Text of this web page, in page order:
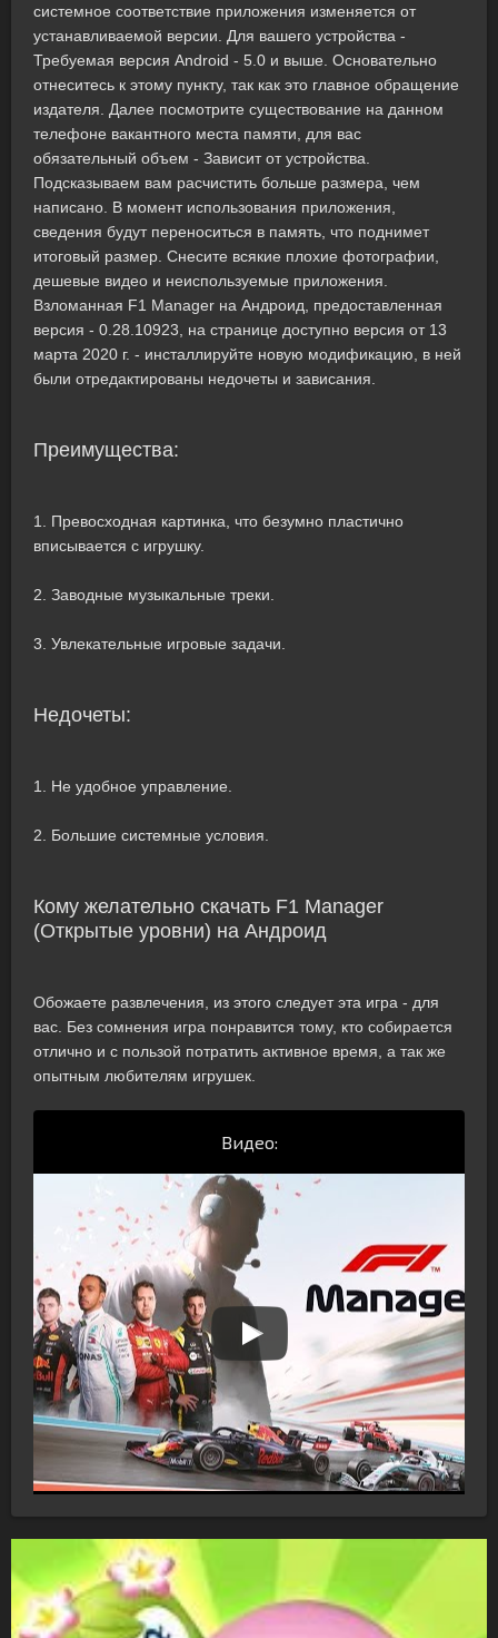
системное соответствие приложения изменяется от
устанавливаемой версии. Для вашего устройства -
Требуемая версия Android - 5.0 и выше. Основательно
отнеситесь к этому пункту, так как это главное обращение
издателя. Далее посмотрите существование на данном
телефоне вакантного места памяти, для вас
обязательный объем - Зависит от устройства.
Подсказываем вам расчистить больше размера, чем
написано. В момент использования приложения,
сведения будут переноситься в память, что поднимет
итоговый размер. Снесите всякие плохие фотографии,
дешевые видео и неиспользуемые приложения.
Взломанная F1 Manager на Андроид, предоставленная
версия - 0.28.10923, на странице доступно версия от 13
марта 2020 г. - инсталлируйте новую модификацию, в ней
были отредактированы недочеты и зависания.
Преимущества:
1. Превосходная картинка, что безумно пластично
вписывается с игрушку.
2. Заводные музыкальные треки.
3. Увлекательные игровые задачи.
Недочеты:
1. Не удобное управление.
2. Большие системные условия.
Кому желательно скачать F1 Manager
(Открытые уровни) на Андроид
Обожаете развлечения, из этого следует эта игра - для
вас. Без сомнения игра понравится тому, кто собирается
отлично и с пользой потратить активное время, а так же
опытным любителям игрушек.
Видео: